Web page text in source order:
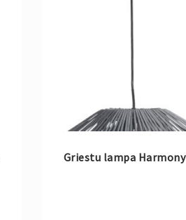
Griestu lampa Harmony